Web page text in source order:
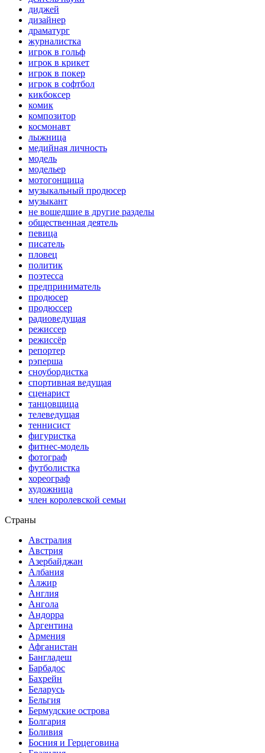
диджей
дизайнер
драматург
журналистка
игрок в гольф
игрок в крикет
игрок в покер
игрок в софтбол
кикбоксер
комик
композитор
космонавт
лыжница
медийная личность
модель
модельер
мотогонщица
музыкальный продюсер
музыкант
не вошедшие в другие разделы
общественная деятель
певица
писатель
пловец
политик
поэтесса
предприниматель
продюсер
продюссер
радиоведущая
режиссер
режиссёр
репортер
рэперша
сноубордистка
спортивная ведущая
сценарист
танцовщица
телеведущая
теннисист
фигуристка
фитнес-модель
фотограф
футболистка
хореограф
художница
член королевской семьи
Страны
Австралия
Австрия
Азербайджан
Албания
Алжир
Англия
Ангола
Андорра
Аргентина
Армения
Афганистан
Бангладеш
Барбадос
Бахрейн
Беларусь
Бельгия
Бермудские острова
Болгария
Боливия
Босния и Герцеговина